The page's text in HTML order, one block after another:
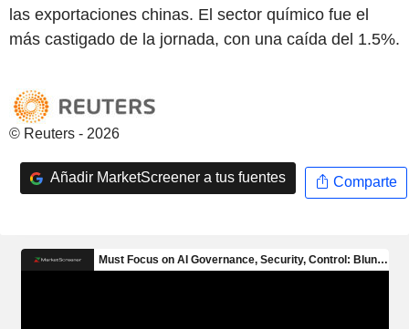
las exportaciones chinas. El sector químico fue el
más castigado de la jornada, con una caída del 1.5%.
© Reuters - 2026
Añadir MarketScreener a tus fuentes Comparte